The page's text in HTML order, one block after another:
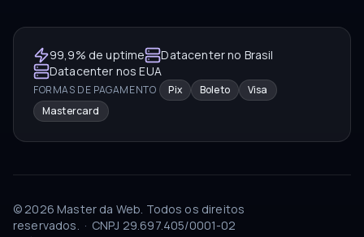
99,9% de uptime
Datacenter no Brasil
Datacenter nos EUA
FORMAS DE PAGAMENTO Pix Boleto
Visa
Mastercard
© 2026 Master da Web. Todos os direitos
reservados. · CNPJ 29.697.405/0001-02